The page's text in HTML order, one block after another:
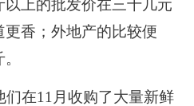
上的批发价在三十几元
香；外地产的比较便
们在11月收购了大量新鲜